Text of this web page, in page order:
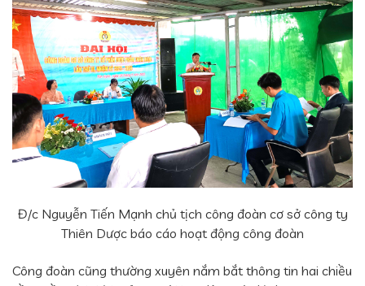
Đ/c Nguyễn Tiến Mạnh chủ tịch công đoàn cơ sở công ty
Thiên Dược báo cáo hoạt động công đoàn
Công đoàn cũng thường xuyên nắm bắt thông tin hai chiều